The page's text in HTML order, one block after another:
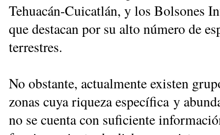
Tehuacán-Cuicatlán, y los Bolsones
que destacan por su alto número de
terrestres.
No obstante, actualmente existen
zonas cuya riqueza específica y
no se cuenta con suficiente